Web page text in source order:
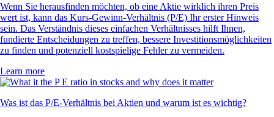
Wenn Sie herausfinden möchten, ob eine Aktie wirklich ihren Preis
wert ist, kann das Kurs-Gewinn-Verhältnis (P/E) Ihr erster Hinweis
sein. Das Verständnis dieses einfachen Verhältnisses hilft Ihnen,
fundierte Entscheidungen zu treffen, bessere Investitionsmöglichkeiten
zu finden und potenziell kostspielige Fehler zu vermeiden.
Learn more
Was ist das P/E-Verhältnis bei Aktien und warum ist es wichtig?